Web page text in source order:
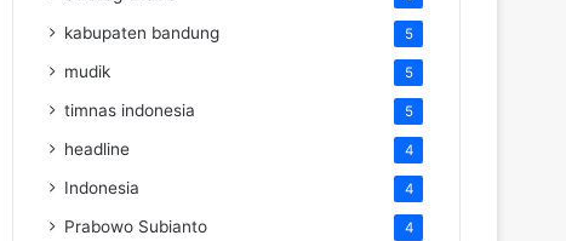
kabupaten bandung 5
mudik 5
timnas indonesia 5
headline 4
Indonesia 4
Prabowo Subianto 4